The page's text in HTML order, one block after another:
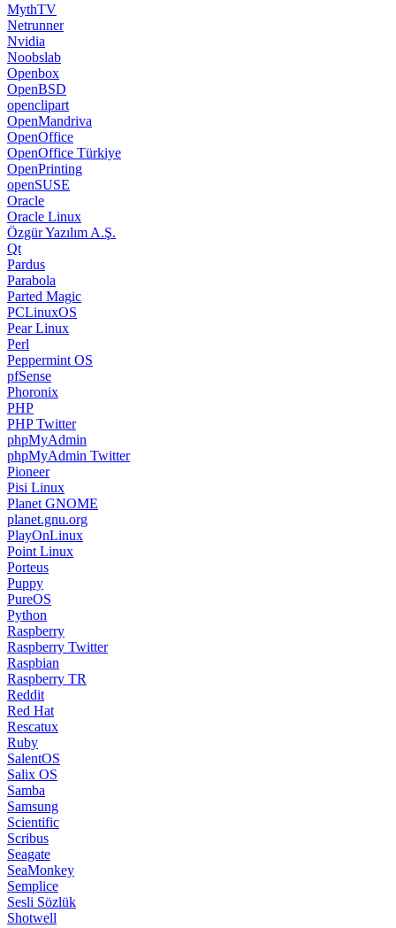
MythTV
Netrunner
Nvidia
Noobslab
Openbox
OpenBSD
openclipart
OpenMandriva
OpenOffice
OpenOffice Türkiye
OpenPrinting
openSUSE
Oracle
Oracle Linux
Özgür Yazılım A.Ş.
Qt
Pardus
Parabola
Parted Magic
PCLinuxOS
Pear Linux
Perl
Peppermint OS
pfSense
Phoronix
PHP
PHP Twitter
phpMyAdmin
phpMyAdmin Twitter
Pioneer
Pisi Linux
Planet GNOME
planet.gnu.org
PlayOnLinux
Point Linux
Porteus
Puppy
PureOS
Python
Raspberry
Raspberry Twitter
Raspbian
Raspberry TR
Reddit
Red Hat
Rescatux
Ruby
SalentOS
Salix OS
Samba
Samsung
Scientific
Scribus
Seagate
SeaMonkey
Semplice
Sesli Sözlük
Shotwell